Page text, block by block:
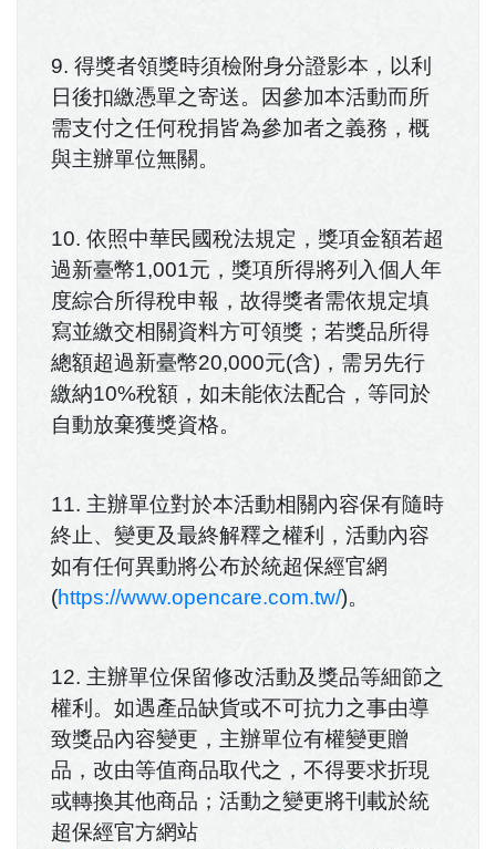
9. 得獎者領獎時須檢附身分證影本，以利
日後扣繳憑單之寄送。因參加本活動而所
需支付之任何稅捐皆為參加者之義務，概
與主辦單位無關。
10. 依照中華民國稅法規定，獎項金額若超
過新臺幣1,001元，獎項所得將列入個人年
度綜合所得稅申報，故得獎者需依規定填
寫並繳交相關資料方可領獎；若獎品所得
總額超過新臺幣20,000元(含)，需另先行
繳納10%稅額，如未能依法配合，等同於
自動放棄獲獎資格。
11. 主辦單位對於本活動相關內容保有隨時
終止、變更及最終解釋之權利，活動內容
如有任何異動將公布於統超保經官網
(https://www.opencare.com.tw/)。
12. 主辦單位保留修改活動及獎品等細節之
權利。如遇產品缺貨或不可抗力之事由導
致獎品內容變更，主辦單位有權變更贈
品，改由等值商品取代之，不得要求折現
或轉換其他商品；活動之變更將刊載於統
超保經官方網站